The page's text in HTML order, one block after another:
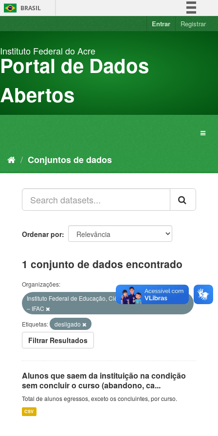
Pular
para
BRASIL
Simplifique!
Acesso à informação
Entrar Registrar
Instituto Federal do Acre
Portal de Dados
Abertos
Conjuntos de dados
Ordenar por
1 conjunto de dados encontrado
Organizações:
Instituto Federal de Educação, Ciência e Tecnologia do Acre
– IFAC
Etiquetas:
desligado
Filtrar Resultados
Alunos que saem da instituição na condição
sem concluir o curso (abandono, ca...
Total de alunos egressos, exceto os concluintes, por curso.
CSV